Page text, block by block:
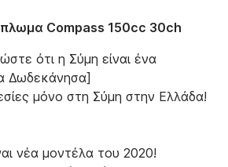
Compass 150cc 30ch
ότι η Σύμη είναι ένα
Δωδεκάνησα]
μόνο στη Σύμη στην Ελλάδα!
νέα μοντέλα του 2020!